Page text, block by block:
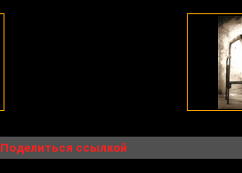
Поделиться ссылкой